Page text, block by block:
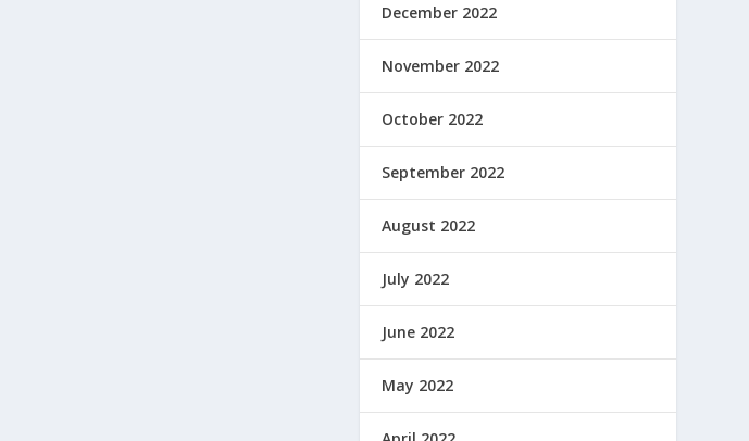
December 2022
November 2022
October 2022
September 2022
August 2022
July 2022
June 2022
May 2022